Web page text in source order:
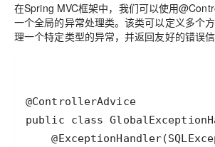
在Spring MVC框架中，我们可以使用
一个全局的异常处理类。该类可以定义多个
理一个特定类型的异常，并返回友好的错误信
@ControllerAdvice